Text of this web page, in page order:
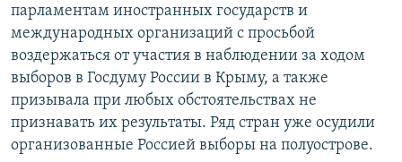
парламентам иностранных государств и
международных организаций с просьбой
воздержаться от участия в наблюдении за ходом
выборов в Госдуму России в Крыму, а также
призывала при любых обстоятельствах не
признавать их результаты. Ряд стран уже осудили
организованные Россией выборы на полуострове.